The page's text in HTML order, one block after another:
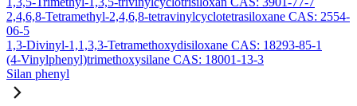
2,4,6,8-Tetramethyl-2,4,6,8-tetravinylcyclotetrasiloxane CAS: 2554-
06-5
1,3-Divinyl-1,1,3,3-Tetramethoxydisiloxane CAS: 18293-85-1
(4-Vinylphenyl)trimethoxysilane CAS: 18001-13-3
Silan phenyl